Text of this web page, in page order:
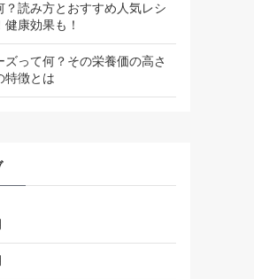
？読み方とおすすめ人気レシ
康効果も！
ズって何？その栄養価の高さ
特徴とは